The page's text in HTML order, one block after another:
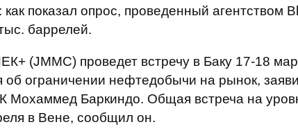
показал опрос, проведенный агентством
баррелей.
(JMMC) проведет встречу в Баку 17-18
об ограничении нефтедобычи на рынок,
Мохаммед Баркиндо. Общая встреча на
в Вене, сообщил он.